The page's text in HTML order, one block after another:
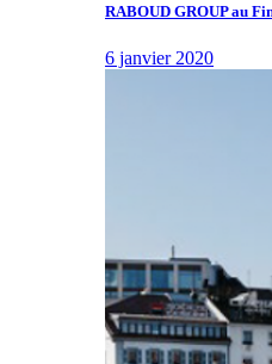
RABOUD GROUP au
6 janvier 2020